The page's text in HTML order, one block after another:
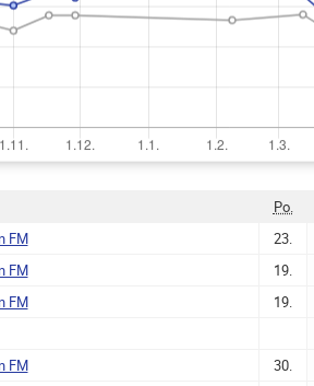
Po.
FM 23.
FM 19.
FM 19.
FM 30.